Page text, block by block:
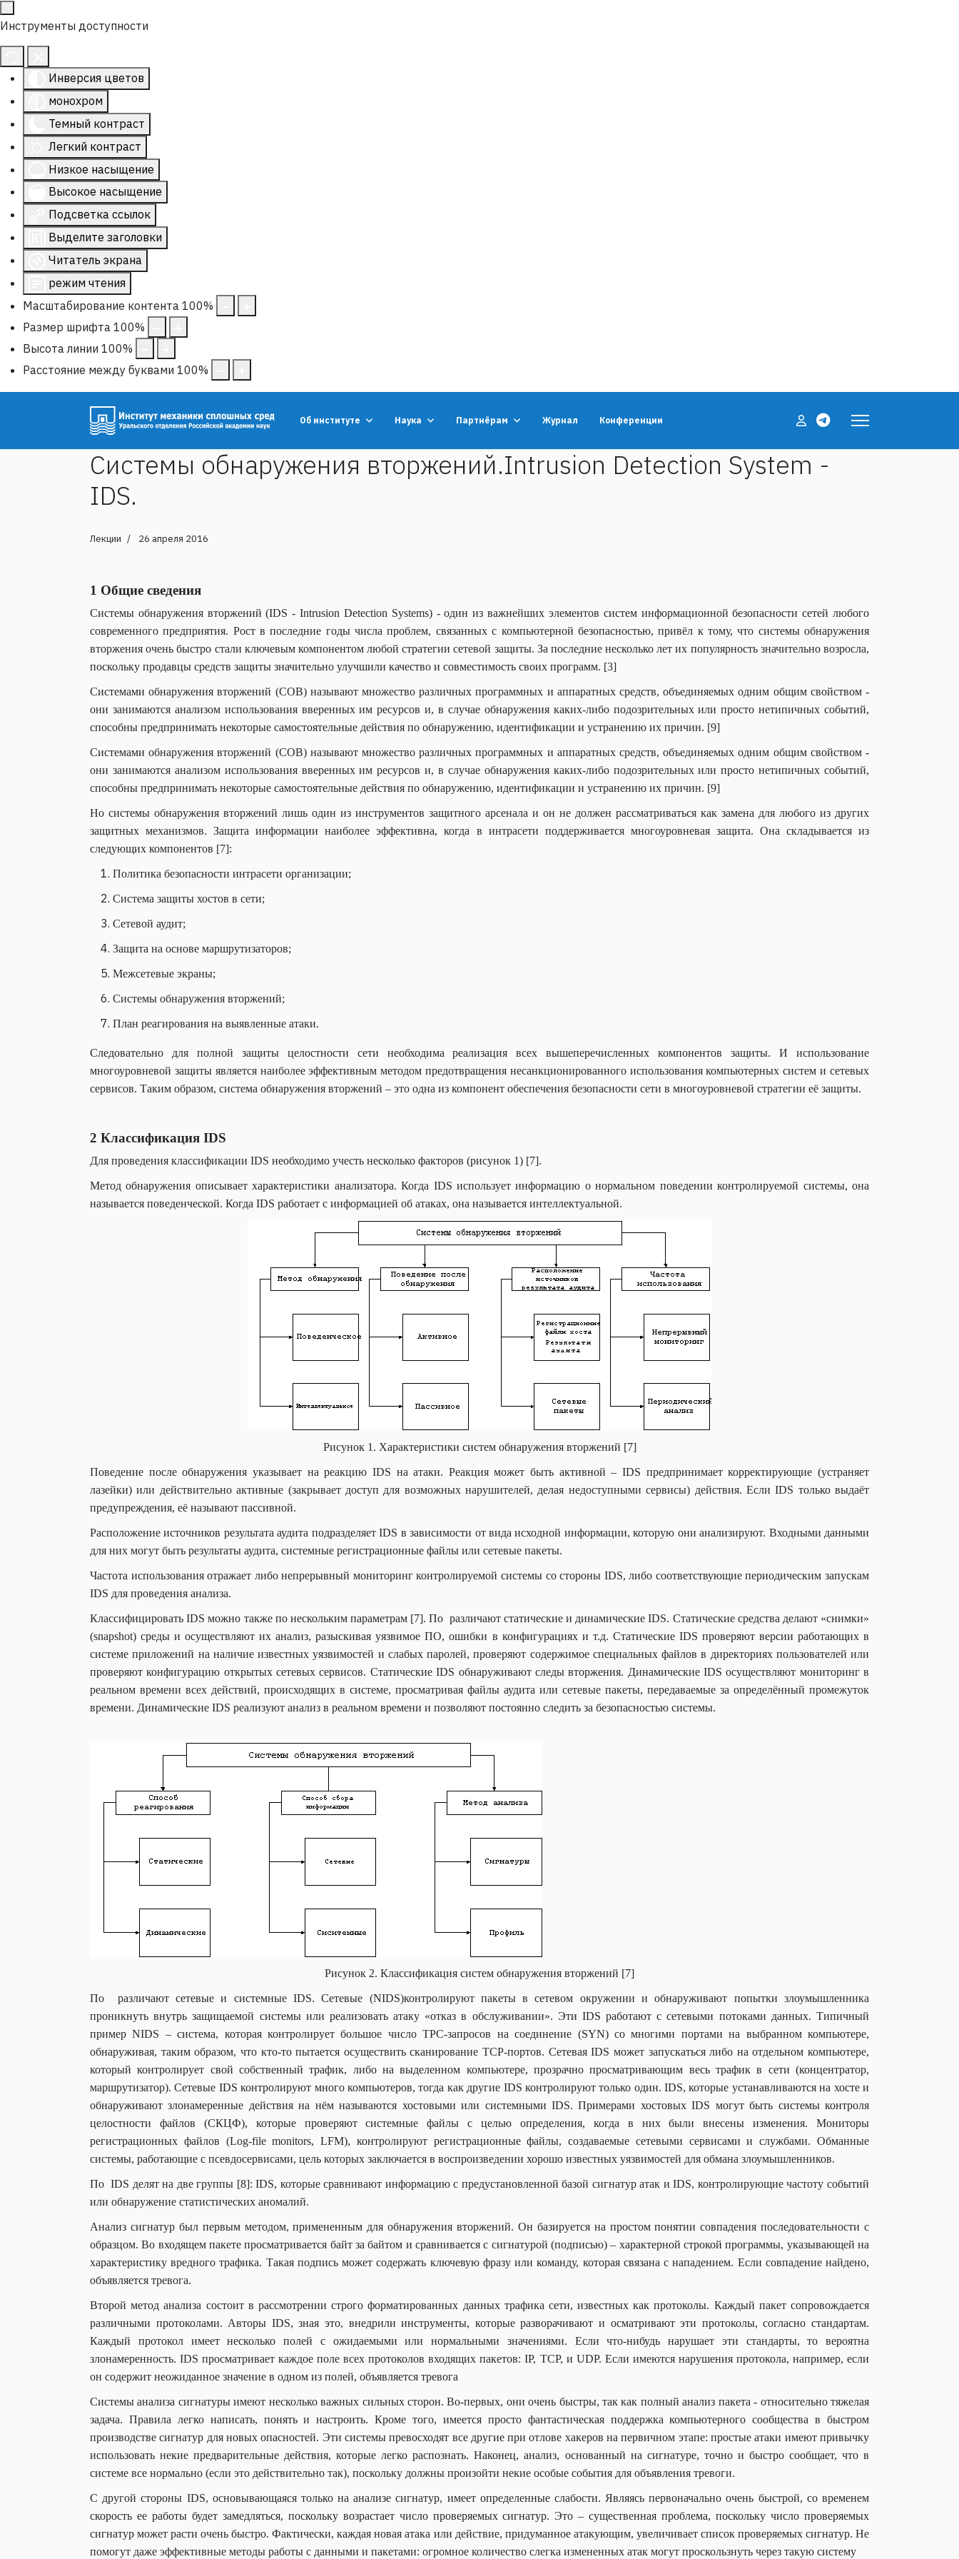
Инструменты доступности
Инверсия цветов
монохром
Темный контраст
Легкий контраст
Низкое насыщение
Высокое насыщение
Подсветка ссылок
Выделите заголовки
Читатель экрана
режим чтения
Масштабирование контента 100%
Размер шрифта 100%
Высота линии 100%
Расстояние между буквами 100%
Об институте Наука Партнёрам Журнал Конференции
Системы обнаружения вторжений.Intrusion Detection System -
IDS.
Лекции 26 апреля 2016
1 Общие сведения
Системы обнаружения вторжений (IDS - Intrusion Detection Systems) - один из важнейших элементов систем информационной безопасности сетей любого
современного предприятия. Рост в последние годы числа проблем, связанных с компьютерной безопасностью, привёл к тому, что системы обнаружения
вторжения очень быстро стали ключевым компонентом любой стратегии сетевой защиты. За последние несколько лет их популярность значительно возросла,
поскольку продавцы средств защиты значительно улучшили качество и совместимость своих программ. [3]
Системами обнаружения вторжений (СОВ) называют множество различных программных и аппаратных средств, объединяемых одним общим свойством -
они занимаются анализом использования вверенных им ресурсов и, в случае обнаружения каких-либо подозрительных или просто нетипичных событий,
способны предпринимать некоторые самостоятельные действия по обнаружению, идентификации и устранению их причин. [9]
Системами обнаружения вторжений (СОВ) называют множество различных программных и аппаратных средств, объединяемых одним общим свойством -
они занимаются анализом использования вверенных им ресурсов и, в случае обнаружения каких-либо подозрительных или просто нетипичных событий,
способны предпринимать некоторые самостоятельные действия по обнаружению, идентификации и устранению их причин. [9]
Но системы обнаружения вторжений лишь один из инструментов защитного арсенала и он не должен рассматриваться как замена для любого из других
защитных механизмов. Защита информации наиболее эффективна, когда в интрасети поддерживается многоуровневая защита. Она складывается из
следующих компонентов [7]:
Политика безопасности интрасети организации;
Система защиты хостов в сети;
Сетевой аудит;
Защита на основе маршрутизаторов;
Межсетевые экраны;
Системы обнаружения вторжений;
План реагирования на выявленные атаки.
Следовательно для полной защиты целостности сети необходима реализация всех вышеперечисленных компонентов защиты. И использование
многоуровневой защиты является наиболее эффективным методом предотвращения несанкционированного использования компьютерных систем и сетевых
сервисов. Таким образом, система обнаружения вторжений – это одна из компонент обеспечения безопасности сети в многоуровневой стратегии её защиты.
2 Классификация IDS
Для проведения классификации IDS необходимо учесть несколько факторов (рисунок 1) [7].
Метод обнаружения описывает характеристики анализатора. Когда IDS использует информацию о нормальном поведении контролируемой системы, она
называется поведенческой. Когда IDS работает с информацией об атаках, она называется интеллектуальной.
Рисунок 1. Характеристики систем обнаружения вторжений [7]
Поведение после обнаружения указывает на реакцию IDS на атаки. Реакция может быть активной – IDS предпринимает корректирующие (устраняет
лазейки) или действительно активные (закрывает доступ для возможных нарушителей, делая недоступными сервисы) действия. Если IDS только выдаёт
предупреждения, её называют пассивной.
Расположение источников результата аудита подразделяет IDS в зависимости от вида исходной информации, которую они анализируют. Входными данными
для них могут быть результаты аудита, системные регистрационные файлы или сетевые пакеты.
Частота использования отражает либо непрерывный мониторинг контролируемой системы со стороны IDS, либо соответствующие периодическим запускам
IDS для проведения анализа.
Классифицировать IDS можно также по нескольким параметрам [7]. По различают статические и динамические IDS. Статические средства делают «снимки»
(snapshot) среды и осуществляют их анализ, разыскивая уязвимое ПО, ошибки в конфигурациях и т.д. Статические IDS проверяют версии работающих в
системе приложений на наличие известных уязвимостей и слабых паролей, проверяют содержимое специальных файлов в директориях пользователей или
проверяют конфигурацию открытых сетевых сервисов. Статические IDS обнаруживают следы вторжения. Динамические IDS осуществляют мониторинг в
реальном времени всех действий, происходящих в системе, просматривая файлы аудита или сетевые пакеты, передаваемые за определённый промежуток
времени. Динамические IDS реализуют анализ в реальном времени и позволяют постоянно следить за безопасностью системы.
Рисунок 2. Классификация систем обнаружения вторжений [7]
По различают сетевые и системные IDS. Сетевые (NIDS)контролируют пакеты в сетевом окружении и обнаруживают попытки злоумышленника
проникнуть внутрь защищаемой системы или реализовать атаку «отказ в обслуживании». Эти IDS работают с сетевыми потоками данных. Типичный
пример NIDS – система, которая контролирует большое число TPC-запросов на соединение (SYN) со многими портами на выбранном компьютере,
обнаруживая, таким образом, что кто-то пытается осуществить сканирование TCP-портов. Сетевая IDS может запускаться либо на отдельном компьютере,
который контролирует свой собственный трафик, либо на выделенном компьютере, прозрачно просматривающим весь трафик в сети (концентратор,
маршрутизатор). Сетевые IDS контролируют много компьютеров, тогда как другие IDS контролируют только один. IDS, которые устанавливаются на хосте и
обнаруживают злонамеренные действия на нём называются хостовыми или системными IDS. Примерами хостовых IDS могут быть системы контроля
целостности файлов (СКЦФ), которые проверяют системные файлы с целью определения, когда в них были внесены изменения. Мониторы
регистрационных файлов (Log-file monitors, LFM), контролируют регистрационные файлы, создаваемые сетевыми сервисами и службами. Обманные
системы, работающие с псевдосервисами, цель которых заключается в воспроизведении хорошо известных уязвимостей для обмана злоумышленников.
По IDS делят на две группы [8]: IDS, которые сравнивают информацию с предустановленной базой сигнатур атак и IDS, контролирующие частоту событий
или обнаружение статистических аномалий.
Анализ сигнатур был первым методом, примененным для обнаружения вторжений. Он базируется на простом понятии совпадения последовательности с
образцом. Во входящем пакете просматривается байт за байтом и сравнивается с сигнатурой (подписью) – характерной строкой программы, указывающей на
характеристику вредного трафика. Такая подпись может содержать ключевую фразу или команду, которая связана с нападением. Если совпадение найдено,
объявляется тревога.
Второй метод анализа состоит в рассмотрении строго форматированных данных трафика сети, известных как протоколы. Каждый пакет сопровождается
различными протоколами. Авторы IDS, зная это, внедрили инструменты, которые разворачивают и осматривают эти протоколы, согласно стандартам.
Каждый протокол имеет несколько полей с ожидаемыми или нормальными значениями. Если что-нибудь нарушает эти стандарты, то вероятна
злонамеренность. IDS просматривает каждое поле всех протоколов входящих пакетов: IP, TCP, и UDP. Если имеются нарушения протокола, например, если
он содержит неожиданное значение в одном из полей, объявляется тревога
Системы анализа сигнатуры имеют несколько важных сильных сторон. Во-первых, они очень быстры, так как полный анализ пакета - относительно тяжелая
задача. Правила легко написать, понять и настроить. Кроме того, имеется просто фантастическая поддержка компьютерного сообщества в быстром
производстве сигнатур для новых опасностей. Эти системы превосходят все другие при отлове хакеров на первичном этапе: простые атаки имеют привычку
использовать некие предварительные действия, которые легко распознать. Наконец, анализ, основанный на сигнатуре, точно и быстро сообщает, что в
системе все нормально (если это действительно так), поскольку должны произойти некие особые события для объявления тревоги.
С другой стороны IDS, основывающаяся только на анализе сигнатур, имеет определенные слабости. Являясь первоначально очень быстрой, со временем
скорость ее работы будет замедляться, поскольку возрастает число проверяемых сигнатур. Это – существенная проблема, поскольку число проверяемых
сигнатур может расти очень быстро. Фактически, каждая новая атака или действие, придуманное атакующим, увеличивает список проверяемых сигнатур. Не
помогут даже эффективные методы работы с данными и пакетами: огромное количество слегка измененных атак могут проскользнуть через такую систему